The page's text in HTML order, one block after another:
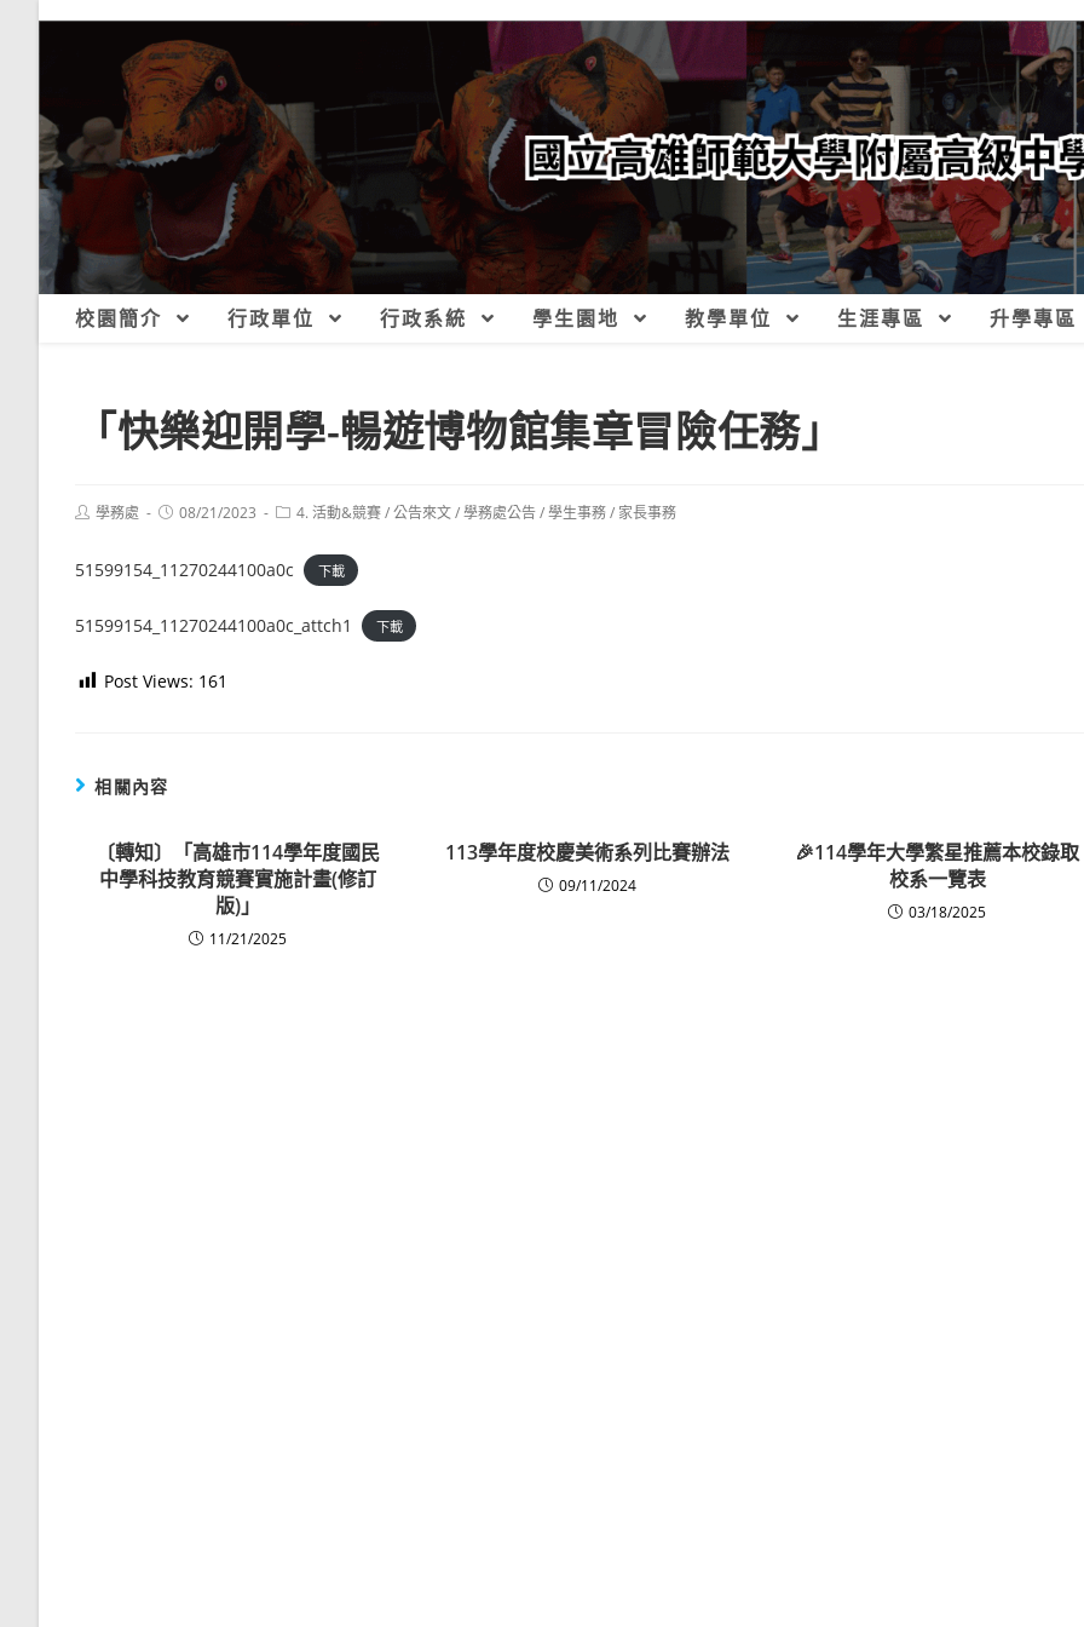
校園簡介 行政單位 行政系統 學生園地 教學單位 生涯專區 升學專區
「快樂迎開學-暢遊博物館集章冒險任務」
Post學務處
Post08/21/2023
Post4. 活動&競賽/公告來文/學務處公告/學生事務/ 家長事務
51599154_11270244100a0c 下載
51599154_11270244100a0c_attch1 下載
Post Views: 161
相關內容
〔轉知〕「高雄市114學年度國民
中學科技教育競賽實施計畫(修訂
版)」
11/21/2025
113學年度校慶美術系列比賽辦法
09/11/2024
🎉114學年大學繁星推薦本校錄取
校系一覽表
03/18/2025